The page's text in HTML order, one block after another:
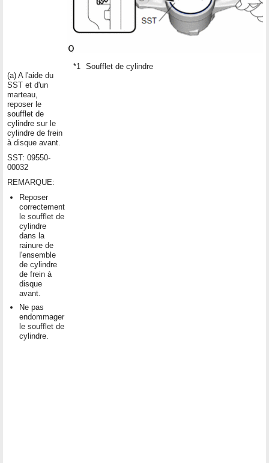
(a) A l'aide du
SST et d'un
marteau,
reposer le
soufflet de
cylindre sur le
cylindre de frein
à disque avant.
SST: 09550-
00032
REMARQUE:
Reposer
correctement
le soufflet de
cylindre
dans la
rainure de
l'ensemble
de cylindre
de frein à
disque
avant.
Ne pas
endommager
le soufflet de
cylindre.
*1 Soufflet de cylindre